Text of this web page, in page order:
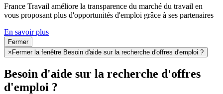
France Travail améliore la transparence du marché du travail en
vous proposant plus d'opportunités d'emploi grâce à ses partenaires
En savoir plus
Fermer
×Fermer la fenêtre Besoin d'aide sur la recherche d'offres d'emploi ?
Besoin d'aide sur la recherche d'offres
d'emploi ?